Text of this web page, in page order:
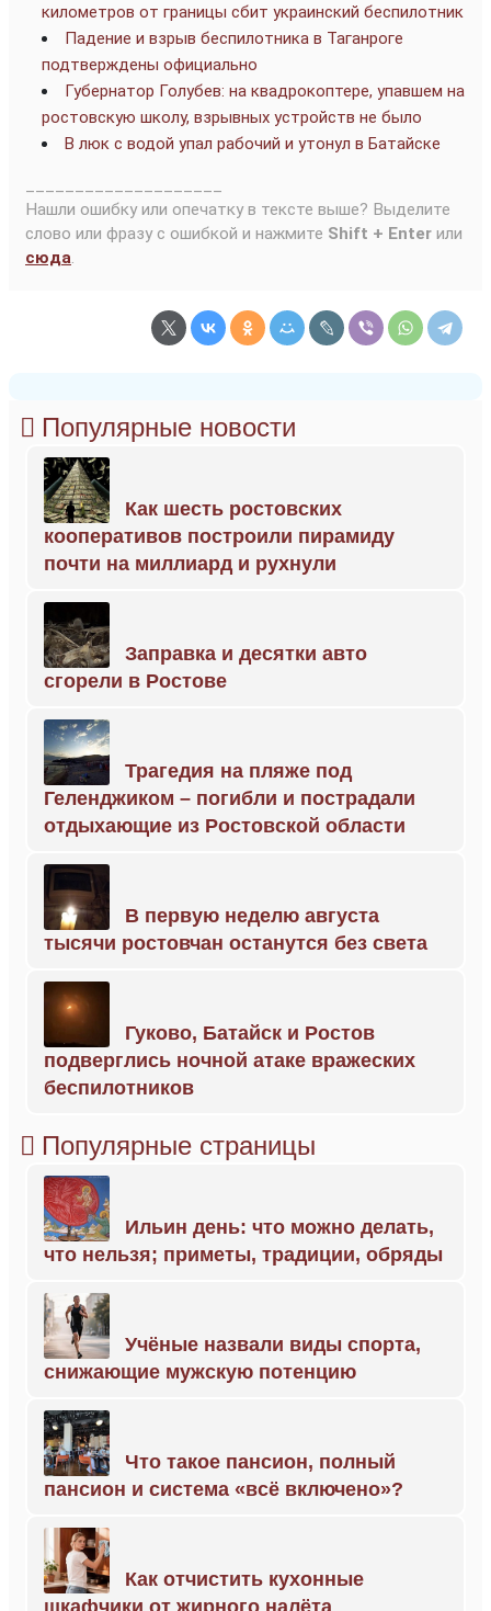
километров от границы сбит украинский беспилотник
Падение и взрыв беспилотника в Таганроге
подтверждены официально
Губернатор Голубев: на квадрокоптере, упавшем на
ростовскую школу, взрывных устройств не было
В люк с водой упал рабочий и утонул в Батайске
Нашли ошибку или опечатку в тексте выше? Выделите
слово или фразу с ошибкой и нажмите Shift + Enter или
сюда.
Популярные новости
Как шесть ростовских
кооперативов построили пирамиду
почти на миллиард и рухнули
Заправка и десятки авто
сгорели в Ростове
Трагедия на пляже под
Геленджиком – погибли и пострадали
отдыхающие из Ростовской области
В первую неделю августа
тысячи ростовчан останутся без света
Гуково, Батайск и Ростов
подверглись ночной атаке вражеских
беспилотников
Популярные страницы
Ильин день: что можно делать,
что нельзя; приметы, традиции, обряды
Учёные назвали виды спорта,
снижающие мужскую потенцию
Что такое пансион, полный
пансион и система «всё включено»?
Как отчистить кухонные
шкафчики от жирного налёта